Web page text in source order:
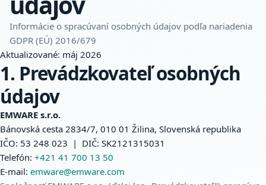
Informácie o spracúvaní osobných údajov podľa nariadenia
GDPR (EÚ) 2016/679
Aktualizované: máj 2026
1. Prevádzkovateľ osobných
údajov
EMWARE s.r.o.
Bánovská cesta 2834/7, 010 01 Žilina, Slovenská republika
IČO: 53 248 023 | DIČ: SK2121315031
Telefón: +421 41 700 13 50
E-mail: emware@emware.com